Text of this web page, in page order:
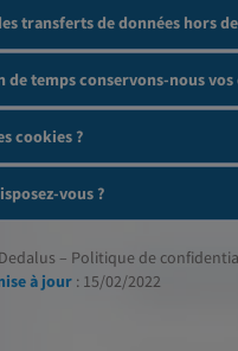
transferts de données hors
de temps conservons-nous
cookies ?
vous ?
– Politique de
à jour : 15/02/2022